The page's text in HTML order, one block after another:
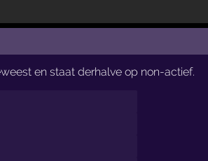
en staat derhalve op non-actief.